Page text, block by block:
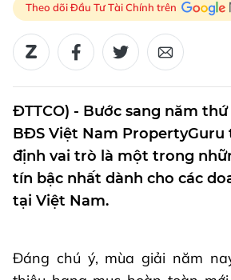
Theo dõi Đầu Tư Tài Chính trên
ĐTTCO) - Bước sang năm thứ
BĐS Việt Nam PropertyGuru
định vai trò là một trong
tín bậc nhất dành cho các
tại Việt Nam.
Đáng chú ý, mùa giải năm